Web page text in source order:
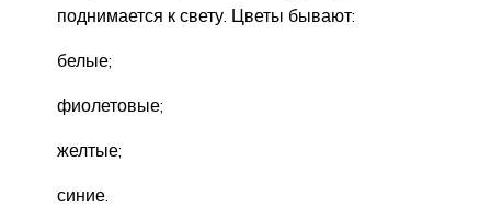
поднимается к свету. Цветы бывают:
белые;
фиолетовые;
желтые;
синие.